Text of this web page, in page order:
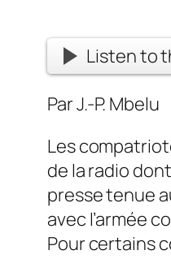
Listen to
Par J.-P. Mbelu
Les
de la radio
presse tenue
avec l’armée
Pour certains